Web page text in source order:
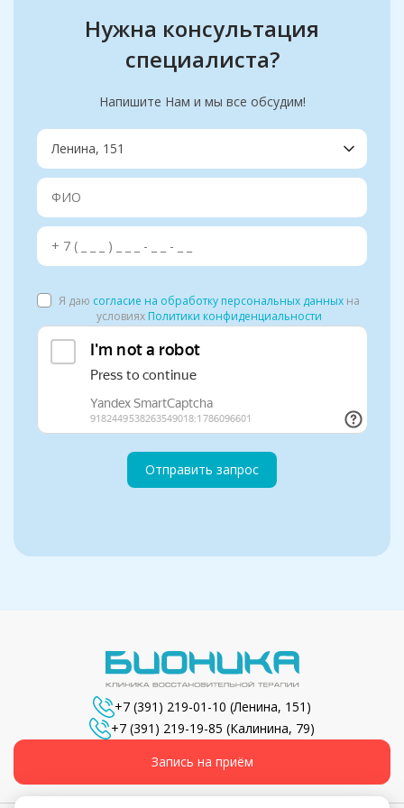
Нужна консультация
специалиста?
Напишите Нам и мы все обсудим!
Я даю согласие на обработку персональных данных на
условиях Политики конфиденциальности
Отправить запрос
+7 (391) 219-01-10 (Ленина, 151)
+7 (391) 219-19-85 (Калинина, 79)
Запись на приём